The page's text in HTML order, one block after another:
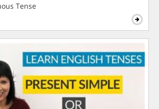
Tense